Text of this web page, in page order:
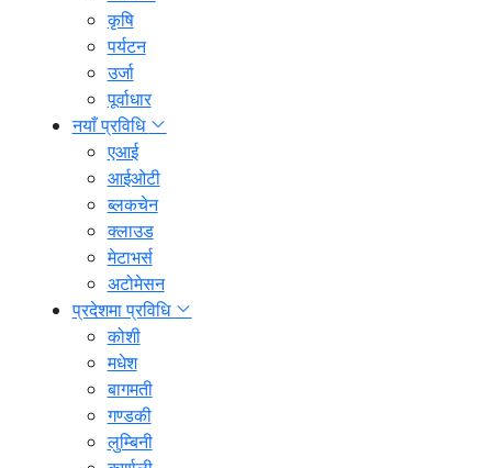
कृषि
पर्यटन
उर्जा
पूर्वाधार
नयाँ प्रविधि
एआई
आईओटी
ब्लकचेन
क्लाउड
मेटाभर्स
अटोमेसन
प्रदेशमा प्रविधि
कोशी
मधेश
बागमती
गण्डकी
लुम्बिनी